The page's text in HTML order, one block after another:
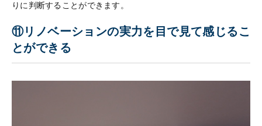
りに判断することができます。
⑪リノベーションの実力を目で見て感じるこ
とができる